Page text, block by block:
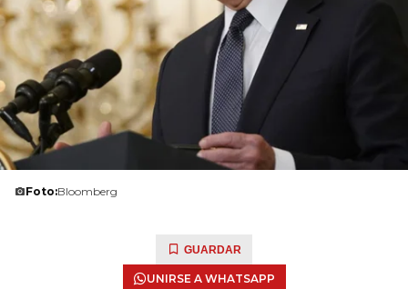
Foto:Bloomberg
GUARDAR
UNIRSE A WHATSAPP